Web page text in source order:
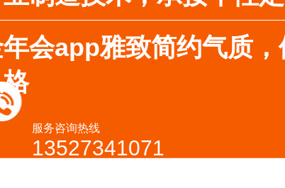
会app雅致简约气质
服务咨询热线
13527341071